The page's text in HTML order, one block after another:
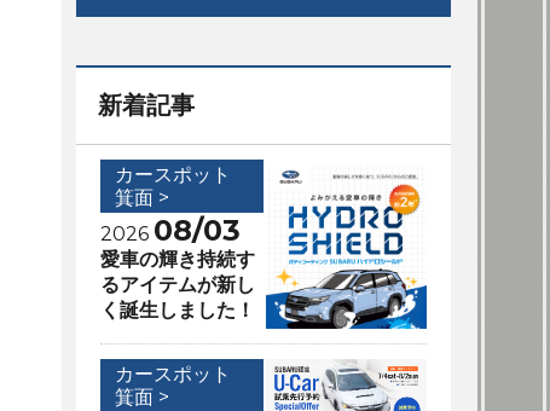
新着記事
カースポット
箕面 >
2026 08/03
愛車の輝き持続す
るアイテムが新し
く誕生しました！
カースポット
箕面 >